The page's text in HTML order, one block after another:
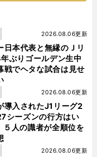
日本代表と無縁のＪリ
ぶりゴールデン生中
戦でヘタな試合は見せ
2026.08.06更新
導入されたJ1リーグ2
シーズンの行方はい
人の識者が全順位を
2026.08.06更新
2026.08.06更新